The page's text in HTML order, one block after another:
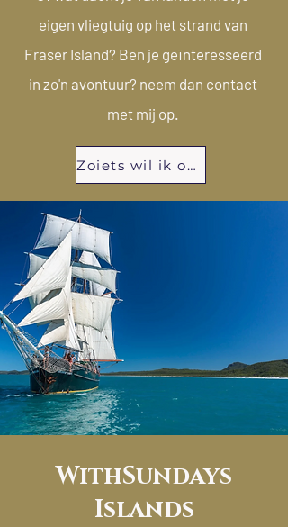
eigen vliegtuig op het strand van
Fraser Island? Ben je geïnteresseerd
in zo'n avontuur? neem dan contact
met mij op.
Zoiets wil ik ook
WithSundays
Islands